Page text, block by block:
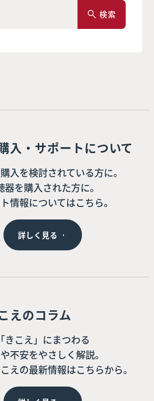
検索
入・サポートについて
入を検討されている方に。
器を購入された方に。
情報についてはこちら。
詳しく見る
えのコラム
「きこえ」にまつわる
不安をやさしく解説。
えの最新情報はこちらから。